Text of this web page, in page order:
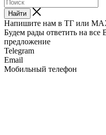
Найти
Напишите нам в ТГ или
Будем рады ответить на
предложение
Telegram
Email
Мобильный телефон